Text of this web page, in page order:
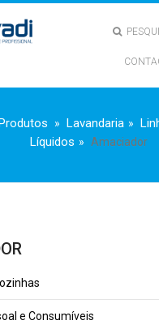
Lavandaria
Líquidos
Amaciador
e Consumíveis